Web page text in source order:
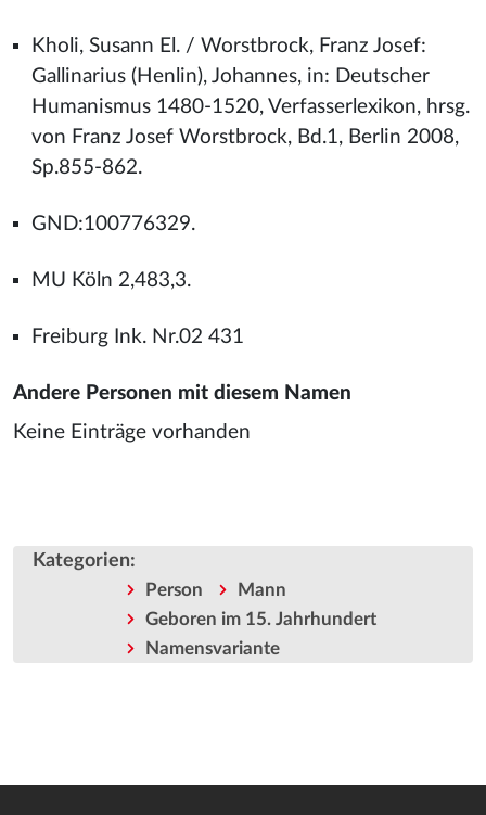
Kholi, Susann El. / Worstbrock, Franz Josef:
Gallinarius (Henlin), Johannes, in: Deutscher
Humanismus 1480-1520, Verfasserlexikon, hrsg.
von Franz Josef Worstbrock, Bd.1, Berlin 2008,
Sp.855-862.
GND:100776329.
MU Köln 2,483,3.
Freiburg Ink. Nr.02 431
Andere Personen mit diesem Namen
Keine Einträge vorhanden
Kategorien:
Person
Mann
Geboren im 15. Jahrhundert
Namensvariante